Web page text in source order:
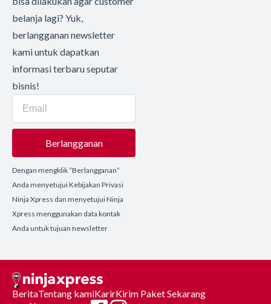
belanja lagi? Yuk,
berlangganan newsletter
kami untuk dapatkan
informasi terbaru seputar
bisnis!
Berlangganan
Dengan mengklik “Berlangganan”
Anda menyetujui Kebijakan Privasi
Ninja Xpress dan menyetujui Ninja
Xpress menggunakan data kontak
Anda untuk tujuan newsletter
BeritaTentang kamiKarirKirim Paket Sekarang